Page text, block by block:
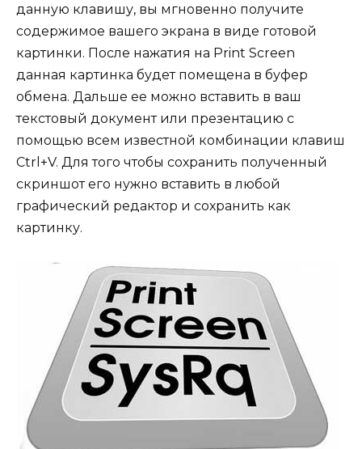
данную клавишу, вы мгновенно получите
содержимое вашего экрана в виде готовой
картинки. После нажатия на Print Screen
данная картинка будет помещена в буфер
обмена. Дальше ее можно вставить в ваш
текстовый документ или презентацию с
помощью всем известной комбинации клавиш
Ctrl+V. Для того чтобы сохранить полученный
скриншот его нужно вставить в любой
графический редактор и сохранить как
картинку.